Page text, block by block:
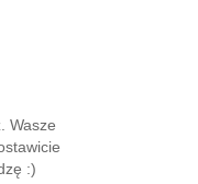
Wasze
:)